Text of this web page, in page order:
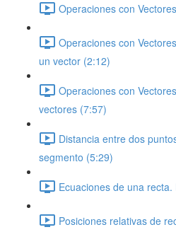
Operaciones con
Operaciones con
un vector (2:12)
Operaciones con
vectores (7:57)
Distancia entre dos
segmento (5:29)
Ecuaciones de una
Posiciones relativas de